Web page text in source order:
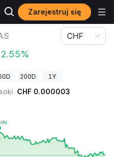
Zarejestruj się
CHF
200D 1Y
CHF 0.000003